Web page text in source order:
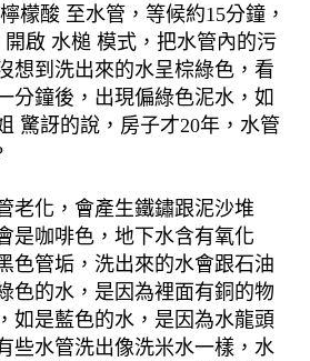
檬酸 至水管，等候約15分鐘，
啟 水槌 模式，把水管內的污
想到洗出來的水呈棕綠色，看
分鐘後，出現偏綠色泥水，如
驚訝的說，房子才20年，水管
老化，會產生鐵鏽跟泥沙堆
是咖啡色，地下水含有氧化
色管垢，洗出來的水會跟石油
色的水，是因為裡面有銅的物
如是藍色的水，是因為水龍頭
些水管洗出像洗米水一樣，水